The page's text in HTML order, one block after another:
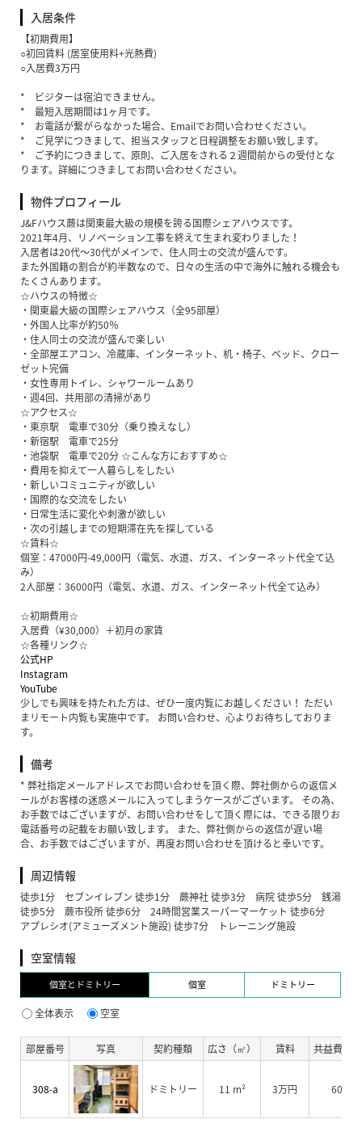
入居条件
【初期費用】
○初回賃料 (居室使用料+光熱費)
○入居費3万円
* ビジターは宿泊できません。
* 最短入居期間は1ヶ月です。
* お電話が繋がらなかった場合、Emailでお問い合わせください。
* ご見学につきまして、担当スタッフと日程調整をお願い致します。
* ご予約につきまして、原則、ご入居をされる２週間前からの受付とな
ります。詳細につきましてお問い合わせください。
物件プロフィール
J&Fハウス蕨は関東最大級の規模を誇る国際シェアハウスです。
2021年4月、リノベーション工事を終えて生まれ変わりました！
入居者は20代〜30代がメインで、住人同士の交流が盛んです。
また外国籍の割合が約半数なので、日々の生活の中で海外に触れる機会も
たくさんあります。
☆ハウスの特徴☆
・関東最大級の国際シェアハウス（全95部屋）
・外国人比率が約50％
・住人同士の交流が盛んで楽しい
・全部屋エアコン、冷蔵庫、インターネット、机・椅子、ベッド、クロー
ゼット完備
・女性専用トイレ、シャワールームあり
・週4回、共用部の清掃があり
☆アクセス☆
・東京駅 電車で30分（乗り換えなし）
・新宿駅 電車で25分
・池袋駅 電車で20分 ☆こんな方におすすめ☆
・費用を抑えて一人暮らしをしたい
・新しいコミュニティが欲しい
・国際的な交流をしたい
・日常生活に変化や刺激が欲しい
・次の引越しまでの短期滞在先を探している
☆賃料☆
個室：47000円-49,000円（電気、水道、ガス、インターネット代全て込
み）
2人部屋：36000円（電気、水道、ガス、インターネット代全て込み）
☆初期費用☆
入居費（¥30,000）＋初月の家賃
☆各種リンク☆
公式HP
Instagram
YouTube
少しでも興味を持たれた方は、ぜひ一度内覧にお越しください！ ただい
まリモート内覧も実施中です。 お問い合わせ、心よりお待ちしておりま
す。
備考
* 弊社指定メールアドレスでお問い合わせを頂く際、弊社側からの返信メ
ールがお客様の迷惑メールに入ってしまうケースがございます。 その為、
お手数ではございますが、お問い合わせをして頂く際には、できる限りお
電話番号の記載をお願い致します。 また、弊社側からの返信が遅い場
合、お手数ではございますが、再度お問い合わせを頂けると幸いです。
周辺情報
徒歩1分 セブンイレブン 徒歩1分 蕨神社 徒歩3分 病院 徒歩5分 銭湯
徒歩5分 蕨市役所 徒歩6分 24時間営業スーパーマーケット 徒歩6分
アプレシオ(アミューズメント施設) 徒歩7分 トレーニング施設
空室情報
個室とドミトリー 個室 ドミトリー
全体表示 空室
部屋番号 写真 契約種類 広さ（㎡） 賃料 共益費・
308-a ドミトリー 11 m² 3万円 6000